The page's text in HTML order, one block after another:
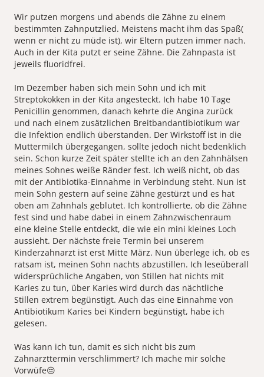
Wir putzen morgens und abends die Zähne zu einem
bestimmten Zahnputzlied. Meistens macht ihm das Spaß(
wenn er nicht zu müde ist), wir Eltern putzen immer nach.
Auch in der Kita putzt er seine Zähne. Die Zahnpasta ist
jeweils fluoridfrei.
Im Dezember haben sich mein Sohn und ich mit
Streptokokken in der Kita angesteckt. Ich habe 10 Tage
Penicillin genommen, danach kehrte die Angina zurück
und nach einem zusätzlichen Breitbandantibiotikum war
die Infektion endlich überstanden. Der Wirkstoff ist in die
Muttermilch übergegangen, sollte jedoch nicht bedenklich
sein. Schon kurze Zeit später stellte ich an den Zahnhälsen
meines Sohnes weiße Ränder fest. Ich weiß nicht, ob das
mit der Antibiotika-Einnahme in Verbindung steht. Nun ist
mein Sohn gestern auf seine Zähne gestürzt und es hat
oben am Zahnhals geblutet. Ich kontrollierte, ob die Zähne
fest sind und habe dabei in einem Zahnzwischenraum
eine kleine Stelle entdeckt, die wie ein mini kleines Loch
aussieht. Der nächste freie Termin bei unserem
Kinderzahnarzt ist erst Mitte März. Nun überlege ich, ob es
ratsam ist, meinen Sohn nachts abzustillen. Ich leseüberall
widersprüchliche Angaben, von Stillen hat nichts mit
Karies zu tun, über Karies wird durch das nächtliche
Stillen extrem begünstigt. Auch das eine Einnahme von
Antibiotikum Karies bei Kindern begünstigt, habe ich
gelesen.
Was kann ich tun, damit es sich nicht bis zum
Zahnarzttermin verschlimmert? Ich mache mir solche
Vorwüfe😔